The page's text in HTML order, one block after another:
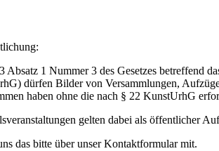
Absatz 1 Nummer 3 des Gesetzes betreffend
dürfen Bilder von Versammlungen,
haben ohne die nach § 22 KunstUrhG
gelten dabei als öffentlicher
das bitte über unser Kontaktformular mit.